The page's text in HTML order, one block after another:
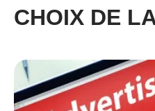
CHOIX DE